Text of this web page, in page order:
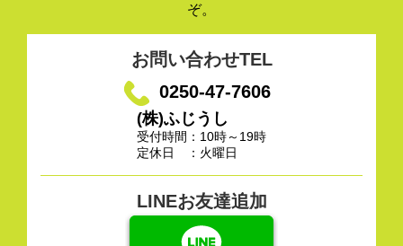
ぞ。
お問い合わせTEL
0250-47-7606
(株)ふじうし
受付時間：10時～19時
定休日 ：火曜日
LINEお友達追加